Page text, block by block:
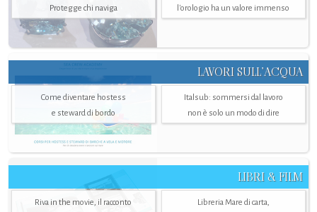
Protegge chi naviga
l'orologio ha un valore immenso
LAVORI SULL’ACQUA
Come diventare hostess
e steward di bordo
Italsub: sommersi dal lavoro
non è solo un modo di dire
LIBRI & FILM
Riva in the movie, il racconto
Libreria Mare di carta,